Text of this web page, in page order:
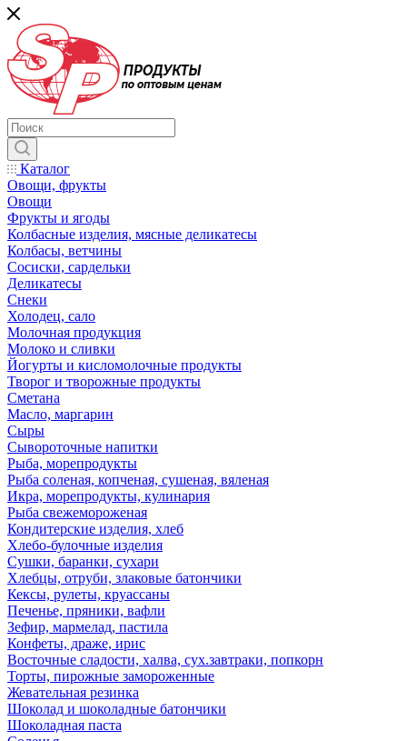
Каталог
Овощи, фрукты
Овощи
Фрукты и ягоды
Колбасные изделия, мясные деликатесы
Колбасы, ветчины
Сосиски, сардельки
Деликатесы
Снеки
Холодец, сало
Молочная продукция
Молоко и сливки
Йогурты и кисломолочные продукты
Творог и творожные продукты
Сметана
Масло, маргарин
Сыры
Сывороточные напитки
Рыба, морепродукты
Рыба соленая, копченая, сушеная, вяленая
Икра, морепродукты, кулинария
Рыба свежемороженая
Кондитерские изделия, хлеб
Хлебо-булочные изделия
Сушки, баранки, сухари
Хлебцы, отруби, злаковые батончики
Кексы, рулеты, круассаны
Печенье, пряники, вафли
Зефир, мармелад, пастила
Конфеты, драже, ирис
Восточные сладости, халва, сух.завтраки, попкорн
Торты, пирожные замороженные
Жевательная резинка
Шоколад и шоколадные батончики
Шоколадная паста